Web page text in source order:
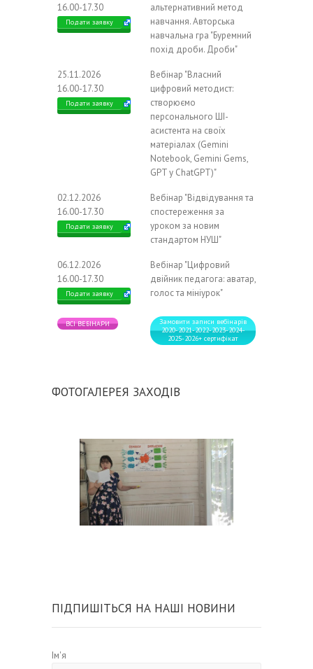
16.00-17.30
Подати заявку
альтернативний метод
навчання. Авторська
навчальна гра "Буремний
похід дроби. Дроби"
25.11.2026
16.00-17.30
Подати заявку
Вебінар "Власний
цифровий методист:
створюємо
персонального ШІ-
асистента на своїх
матеріалах (Gemini
Notebook, Gemini Gems,
GPT у ChatGPT)"
02.12.2026
16.00-17.30
Подати заявку
Вебінар "Відвідування та
спостереження за
уроком за новим
стандартом НУШ"
06.12.2026
16.00-17.30
Подати заявку
Вебінар "Цифровий
двійник педагога: аватар,
голос та мініурок"
ВСІ ВЕБІНАРИ
Замовити записи вебінарів
2020-2021-2022-2023-2024-
2025-2026+ сертифікат
ФОТОГАЛЕРЕЯ ЗАХОДІВ
ПІДПИШІТЬСЯ НА НАШІ НОВИНИ
Ім'я